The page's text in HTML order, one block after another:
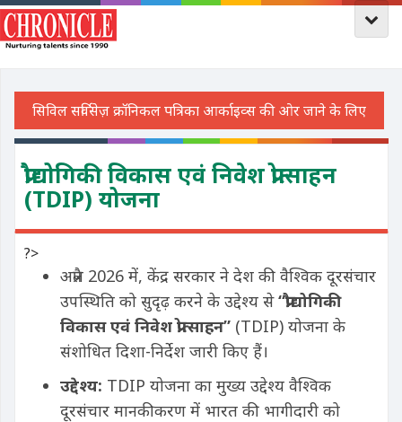
प्रौद्योगिकी विकास एवं निवेश प्रोत्साहन
(TDIP) योजना
?>
अप्रैल 2026 में, केंद्र सरकार ने देश की वैश्विक दूरसंचार
उपस्थिति को सुदृढ़ करने के उद्देश्य से“प्रौद्योगिकी
विकास एवं निवेश प्रोत्साहन” (TDIP) योजना के
संशोधित दिशा-निर्देश जारी किए हैं।
उद्देश्य: TDIP योजना का मुख्य उद्देश्य वैश्विक
दूरसंचार मानकीकरण में भारत की भागीदारी को